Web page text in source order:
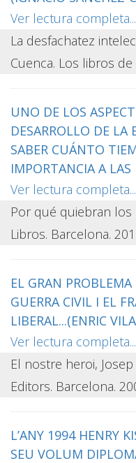
Ver lectura completa...
La desfachatez
Cuenca. Los libros de
UNO DE LOS
DESARROLLO DE LA
SABER CUÁNTO
IMPORTANCIA A LAS
Ver lectura completa...
Por qué quiebran los
Libros. Barcelona.
EL GRAN
GUERRA CIVIL I EL
LIBERAL...(ENRIC
Ver lectura completa...
El nostre heroi,
Editors. Barcelona.
L’ANY 1994 HENRY
SEU VOLUM